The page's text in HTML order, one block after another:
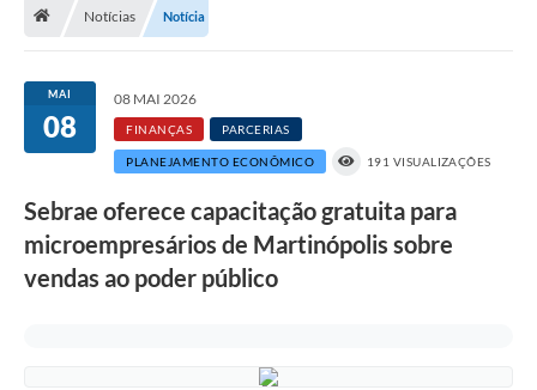
Secretarias
Serviços Online
Transparência
LEIS MUNICIPAIS
FORMULÁRIOS
Notícias Notícia
MAI
08
08 MAI 2026
FINANÇAS PARCERIAS
PLANEJAMENTO ECONÔMICO 191 VISUALIZAÇÕES
Sebrae oferece capacitação gratuita para
microempresários de Martinópolis sobre
vendas ao poder público